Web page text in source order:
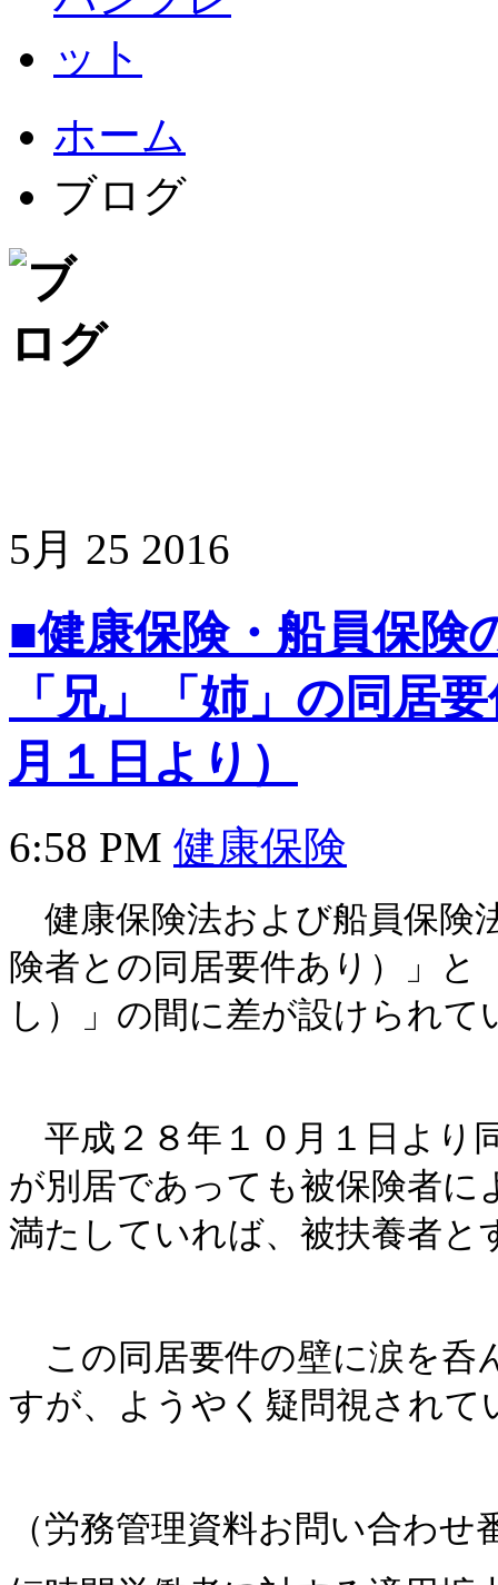
ホーム
ブログ
5月 25 2016
■健康保険・船員保険
「兄」「姉」の同居
月１日より）
6:58 PM 健康保険
健康保険法および船員保険
険者との同居要件あり）」と
し）」の間に差が設けられて
平成２８年１０月１日より
が別居であっても被保険者
満たしていれば、被扶養者
この同居要件の壁に涙を呑
すが、ようやく疑問視され
（労務管理資料お問い合わ